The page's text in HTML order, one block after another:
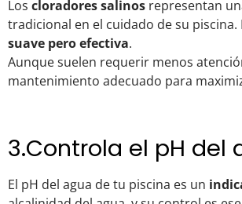
Los cloradores salinos representan
tradicional en el cuidado de su
suave pero efectiva.
Aunque suelen requerir menos
mantenimiento adecuado para
3.Controla el pH del
El pH del agua de tu piscina es un